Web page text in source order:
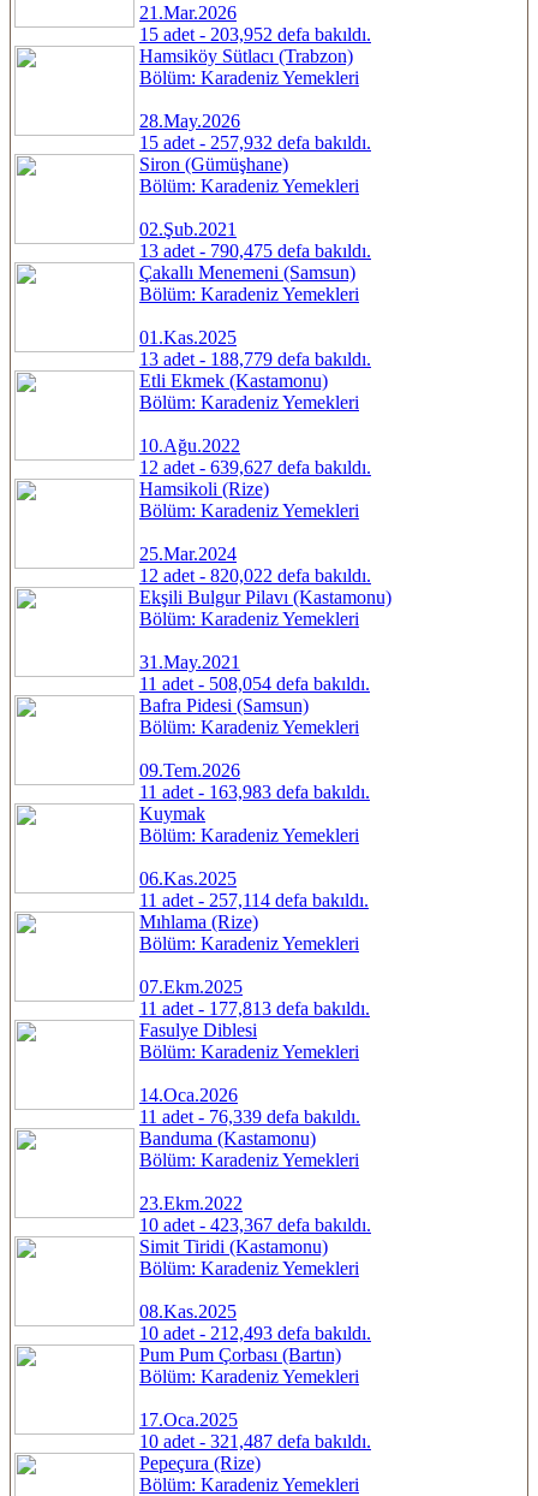
21.Mar.2026
15 adet - 203,952 defa bakıldı.
Hamsiköy Sütlacı (Trabzon)
Bölüm: Karadeniz Yemekleri
28.May.2026
15 adet - 257,932 defa bakıldı.
Siron (Gümüşhane)
Bölüm: Karadeniz Yemekleri
02.Şub.2021
13 adet - 790,475 defa bakıldı.
Çakallı Menemeni (Samsun)
Bölüm: Karadeniz Yemekleri
01.Kas.2025
13 adet - 188,779 defa bakıldı.
Etli Ekmek (Kastamonu)
Bölüm: Karadeniz Yemekleri
10.Ağu.2022
12 adet - 639,627 defa bakıldı.
Hamsikoli (Rize)
Bölüm: Karadeniz Yemekleri
25.Mar.2024
12 adet - 820,022 defa bakıldı.
Ekşili Bulgur Pilavı (Kastamonu)
Bölüm: Karadeniz Yemekleri
31.May.2021
11 adet - 508,054 defa bakıldı.
Bafra Pidesi (Samsun)
Bölüm: Karadeniz Yemekleri
09.Tem.2026
11 adet - 163,983 defa bakıldı.
Kuymak
Bölüm: Karadeniz Yemekleri
06.Kas.2025
11 adet - 257,114 defa bakıldı.
Mıhlama (Rize)
Bölüm: Karadeniz Yemekleri
07.Ekm.2025
11 adet - 177,813 defa bakıldı.
Fasulye Diblesi
Bölüm: Karadeniz Yemekleri
14.Oca.2026
11 adet - 76,339 defa bakıldı.
Banduma (Kastamonu)
Bölüm: Karadeniz Yemekleri
23.Ekm.2022
10 adet - 423,367 defa bakıldı.
Simit Tiridi (Kastamonu)
Bölüm: Karadeniz Yemekleri
08.Kas.2025
10 adet - 212,493 defa bakıldı.
Pum Pum Çorbası (Bartın)
Bölüm: Karadeniz Yemekleri
17.Oca.2025
10 adet - 321,487 defa bakıldı.
Pepeçura (Rize)
Bölüm: Karadeniz Yemekleri